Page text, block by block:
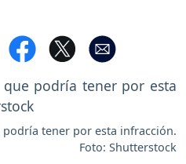
tener por esta infracción.
Foto: Shutterstock